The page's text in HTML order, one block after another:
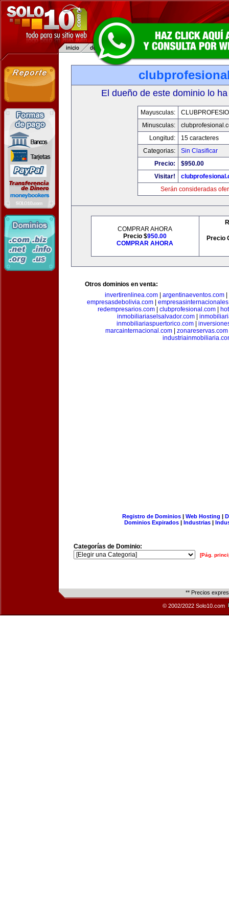
El dueño de este dominio lo
Mayusculas:
Minusculas:
Longitud:
15 caracteres
Categorias:
Sin Clasificar
Precio:
$950.00
Visitar!
Serán consideradas
COMPRAR AHORA
Precio $950.00
COMPRAR AHORA
Precio
Otros dominios en venta:
invertirenlinea.com| argentinaeventos.com|
empresasdebolivia.com|
redempresarios.com
clubprofesional.com
inmobiliariaselsalvador.com|
inmobiliariaspuertorico.com
marcainternacional.com| zonareservas.com
Registro de Dominios| Web Hosting |
Dominios Expirados | Industrias |
Categorías de Dominio:
[Pág.
** Precios
© 2002/2022 Solo10.com